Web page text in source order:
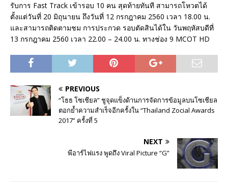
รับการ Fast Track เข้ารอบ 10 คน สุดท้ายทันที สามารถโหวตได้
ตั้งแต่วันที่ 20 มิถุนายน ถึงวันที่ 12 กรกฎาคม 2560 เวลา 18.00 น.
และสามารถติดตามชม การประกวด รอบตัดสินได้ใน วันพฤหัสบดีที่
13 กรกฎาคม 2560 เวลา 22.00 – 24.00 น. ทางช่อง 9 MCOT HD
PREVIOUS
“โธธ โซเชียล” ชูจุดแข็งด้านการจัดการข้อมูลบนโซเชียล
ตอกย้ำความสำเร็จอีกครั้งใน “Thailand Zocial Awards
2017” ครั้งที่ 5
NEXT
พีอาร์ไฟแรง พูดถึง Viral Picture “G”